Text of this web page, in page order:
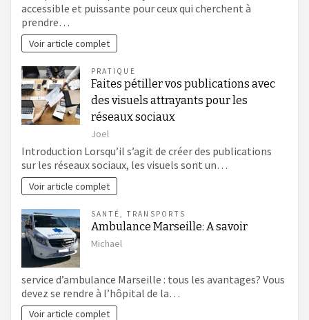
accessible et puissante pour ceux qui cherchent à
prendre…
Voir article complet
PRATIQUE
Faites pétiller vos publications avec
des visuels attrayants pour les
réseaux sociaux
Joel
Introduction Lorsqu’il s’agit de créer des publications
sur les réseaux sociaux, les visuels sont un…
Voir article complet
SANTÉ, TRANSPORTS
Ambulance Marseille: A savoir
Michael
service d’ambulance Marseille : tous les avantages? Vous
devez se rendre à l’hôpital de la…
Voir article complet